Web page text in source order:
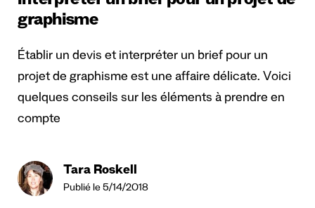
graphisme
Établir un devis et interpréter un brief pour un
projet de graphisme est une affaire délicate. Voici
quelques conseils sur les éléments à prendre en
compte
Tara Roskell
Publié le 5/14/2018